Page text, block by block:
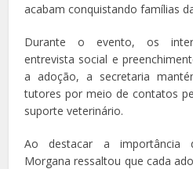
acabam conquistando famílias
Durante o evento, os
entrevista social e
a adoção, a secretaria
tutores por meio de contatos
suporte veterinário.
Ao destacar a importância
Morgana ressaltou que cada